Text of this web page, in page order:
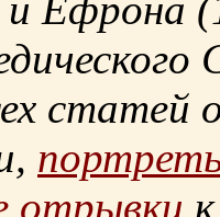
и Ефрона
статей
отрывки